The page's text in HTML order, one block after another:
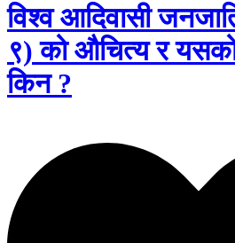
विश्व आदिवासी
९) को औचित्य र यसको
किन ?